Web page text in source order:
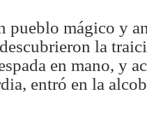
pueblo mágico y
la
en mano, y
entró en la